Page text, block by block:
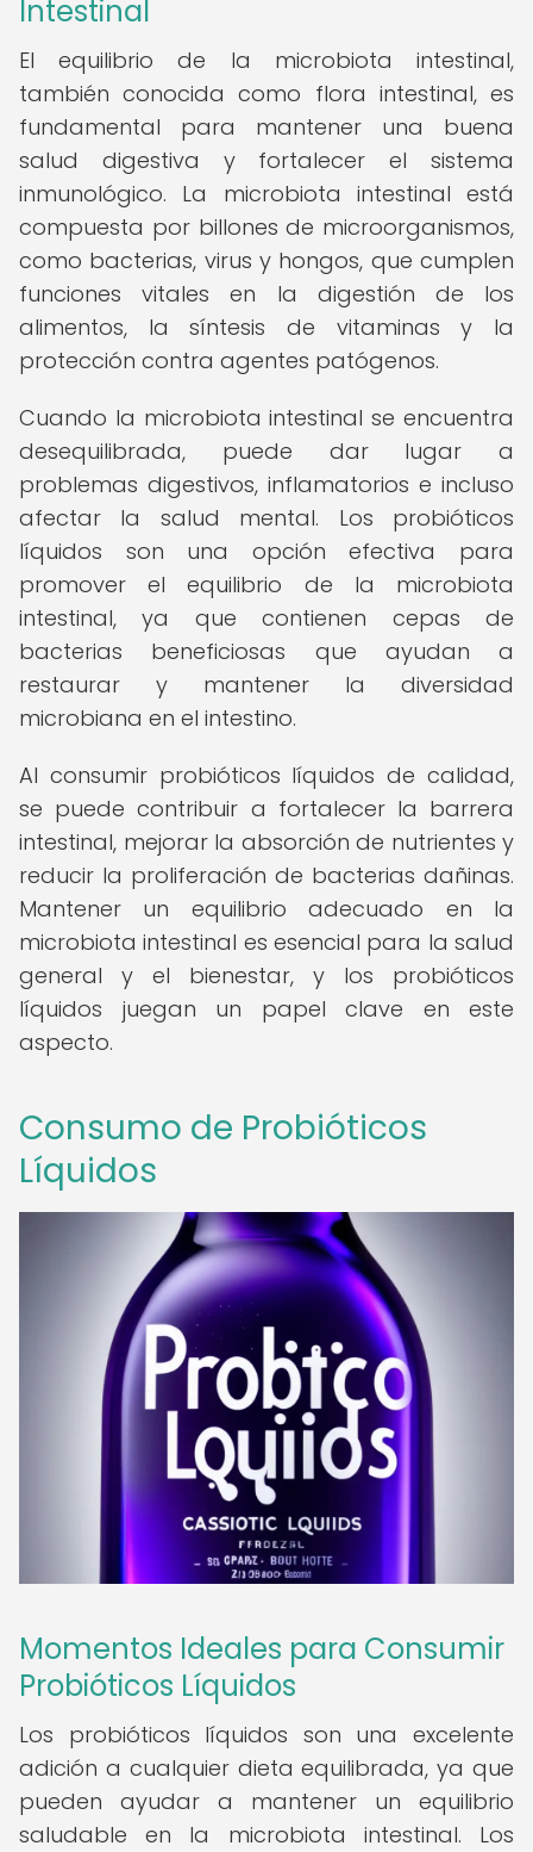
Intestinal
El equilibrio de la microbiota intestinal,
también conocida como flora intestinal, es
fundamental para mantener una buena
salud digestiva y fortalecer el sistema
inmunológico. La microbiota intestinal está
compuesta por billones de microorganismos,
como bacterias, virus y hongos, que cumplen
funciones vitales en la digestión de los
alimentos, la síntesis de vitaminas y la
protección contra agentes patógenos.
Cuando la microbiota intestinal se encuentra
desequilibrada, puede dar lugar a
problemas digestivos, inflamatorios e incluso
afectar la salud mental. Los probióticos
líquidos son una opción efectiva para
promover el equilibrio de la microbiota
intestinal, ya que contienen cepas de
bacterias beneficiosas que ayudan a
restaurar y mantener la diversidad
microbiana en el intestino.
Al consumir probióticos líquidos de calidad,
se puede contribuir a fortalecer la barrera
intestinal, mejorar la absorción de nutrientes y
reducir la proliferación de bacterias dañinas.
Mantener un equilibrio adecuado en la
microbiota intestinal es esencial para la salud
general y el bienestar, y los probióticos
líquidos juegan un papel clave en este
aspecto.
Consumo de Probióticos
Líquidos
Momentos Ideales para Consumir
Probióticos Líquidos
Los probióticos líquidos son una excelente
adición a cualquier dieta equilibrada, ya que
pueden ayudar a mantener un equilibrio
saludable en la microbiota intestinal. Los